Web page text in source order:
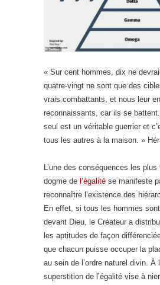
« Sur cent hommes, dix ne
quatre-vingt ne sont que des
vrais combattants, et nous leur
reconnaissants, car ils se
seul est un véritable guerrier et
tous les autres à la maison. »
L’une des conséquences les
dogme de l’égalité se manifeste
reconnaître l’existence des
En effet, si tous les hommes
devant Dieu, le Créateur a
les aptitudes de façon
que chacun puisse occuper la
au sein de l’ordre naturel divin. À
superstition de l’égalité vise à